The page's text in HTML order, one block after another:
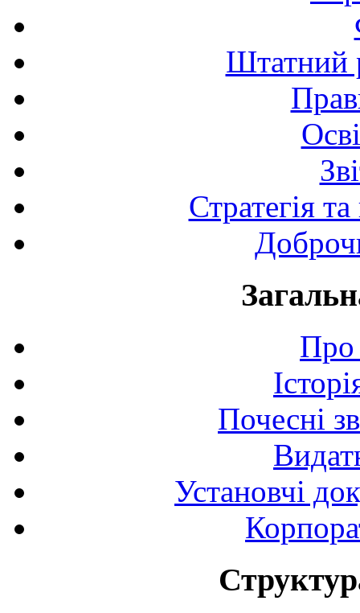
Штатний
Стратегія
Про
Почесні
Установчі